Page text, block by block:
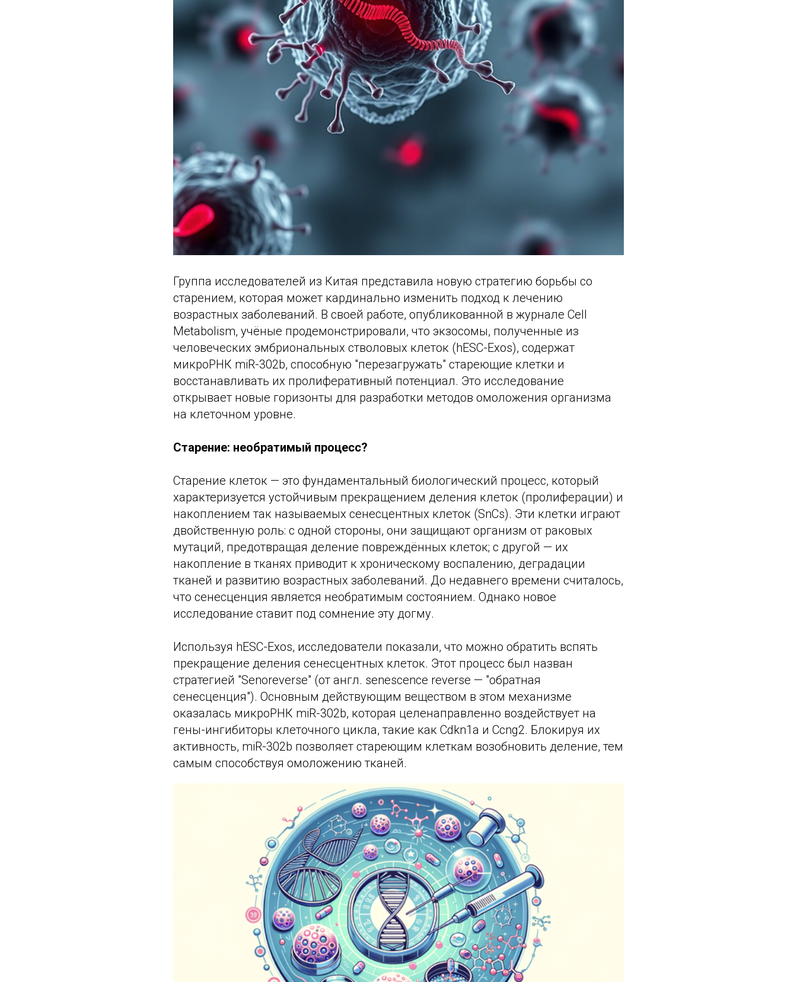
Группа исследователей из Китая представила новую стратегию борьбы со
старением, которая может кардинально изменить подход к лечению
возрастных заболеваний. В своей работе, опубликованной в журнале Cell
Metabolism, учёные продемонстрировали, что экзосомы, полученные из
человеческих эмбриональных стволовых клеток (hESC-Exos), содержат
микроРНК miR-302b, способную "перезагружать" стареющие клетки и
восстанавливать их пролиферативный потенциал. Это исследование
открывает новые горизонты для разработки методов омоложения организма
на клеточном уровне.
Старение: необратимый процесс?
Старение клеток — это фундаментальный биологический процесс, который
характеризуется устойчивым прекращением деления клеток (пролиферации) и
накоплением так называемых сенесцентных клеток (SnCs). Эти клетки играют
двойственную роль: с одной стороны, они защищают организм от раковых
мутаций, предотвращая деление повреждённых клеток; с другой — их
накопление в тканях приводит к хроническому воспалению, деградации
тканей и развитию возрастных заболеваний. До недавнего времени считалось,
что сенесценция является необратимым состоянием. Однако новое
исследование ставит под сомнение эту догму.
Используя hESC-Exos, исследователи показали, что можно обратить вспять
прекращение деления сенесцентных клеток. Этот процесс был назван
стратегией "Senoreverse" (от англ. senescence reverse — "обратная
сенесценция"). Основным действующим веществом в этом механизме
оказалась микроРНК miR-302b, которая целенаправленно воздействует на
гены-ингибиторы клеточного цикла, такие как Cdkn1a и Ccng2. Блокируя их
активность, miR-302b позволяет стареющим клеткам возобновить деление, тем
самым способствуя омоложению тканей.